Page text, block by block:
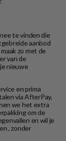
te vinden die
aanbod
zo met de
van de
nieuwe
en prima
via AfterPay,
we het extra
om de
en wil je
, zonder